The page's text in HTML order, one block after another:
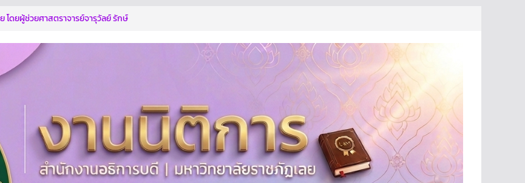
โดยผู้ช่วยศาสตราจารย์จารุวัลย์ รักษ์
ยกัน
ารกระทำที่ส่อไปในทางทุจริต รู้เท่า
ต
รเป็นองค์กรปลอดการทุจริต” ประจำ
าวิทยาลัยราชภัฏเลย เข้าร่วมการฝึก
ณธรรมและความโปร่งใส (Integrity
: ITA)
ม่รับ NO GIF POLICY 2569